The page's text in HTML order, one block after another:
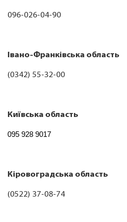
096-026-04-90
Івано-Франківська область
(0342) 55-32-00
Київська область
095 928 9017
Кіровоградська область
(0522) 37-08-74